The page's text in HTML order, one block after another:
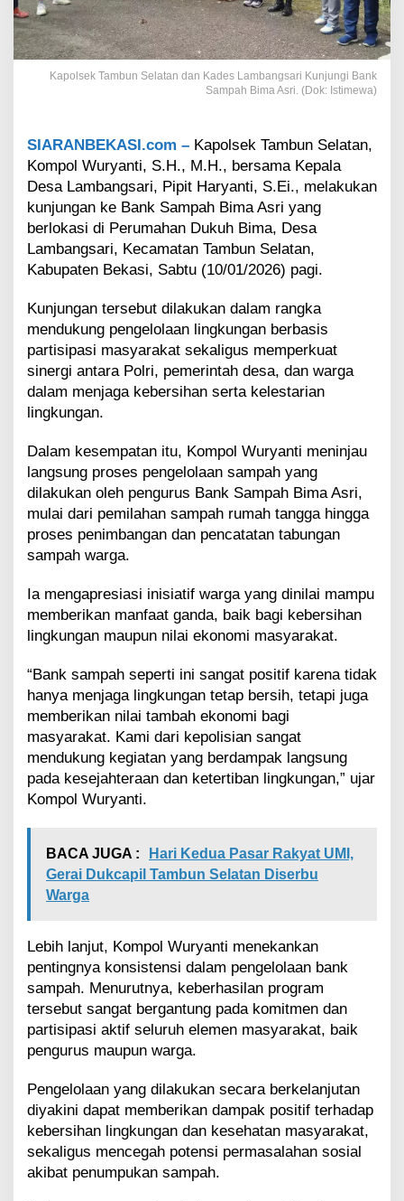
a
n
K
a
d
a
m
b
n
g
s
a
u
n
j
u
B
a
n
k
a
a
h
i
a
A
s
r
Kapolsek Tambun Selatan dan Kades Lambangsari Kunjungi Bank
Sampah Bima Asri. (Dok: Istimewa)
SIARANBEKASI.com – Kapolsek Tambun Selatan,
Kompol Wuryanti, S.H., M.H., bersama Kepala
Desa Lambangsari, Pipit Haryanti, S.Ei., melakukan
kunjungan ke Bank Sampah Bima Asri yang
berlokasi di Perumahan Dukuh Bima, Desa
Lambangsari, Kecamatan Tambun Selatan,
Kabupaten Bekasi, Sabtu (10/01/2026) pagi.
Kunjungan tersebut dilakukan dalam rangka
mendukung pengelolaan lingkungan berbasis
partisipasi masyarakat sekaligus memperkuat
sinergi antara Polri, pemerintah desa, dan warga
dalam menjaga kebersihan serta kelestarian
lingkungan.
Dalam kesempatan itu, Kompol Wuryanti meninjau
langsung proses pengelolaan sampah yang
dilakukan oleh pengurus Bank Sampah Bima Asri,
mulai dari pemilahan sampah rumah tangga hingga
proses penimbangan dan pencatatan tabungan
sampah warga.
Ia mengapresiasi inisiatif warga yang dinilai mampu
memberikan manfaat ganda, baik bagi kebersihan
lingkungan maupun nilai ekonomi masyarakat.
“Bank sampah seperti ini sangat positif karena tidak
hanya menjaga lingkungan tetap bersih, tetapi juga
memberikan nilai tambah ekonomi bagi
masyarakat. Kami dari kepolisian sangat
mendukung kegiatan yang berdampak langsung
pada kesejahteraan dan ketertiban lingkungan,” ujar
Kompol Wuryanti.
BACA JUGA :
Hari Kedua Pasar Rakyat UMI,
Gerai Dukcapil Tambun Selatan Diserbu
Warga
Lebih lanjut, Kompol Wuryanti menekankan
pentingnya konsistensi dalam pengelolaan bank
sampah. Menurutnya, keberhasilan program
tersebut sangat bergantung pada komitmen dan
partisipasi aktif seluruh elemen masyarakat, baik
pengurus maupun warga.
Pengelolaan yang dilakukan secara berkelanjutan
diyakini dapat memberikan dampak positif terhadap
kebersihan lingkungan dan kesehatan masyarakat,
sekaligus mencegah potensi permasalahan sosial
akibat penumpukan sampah.